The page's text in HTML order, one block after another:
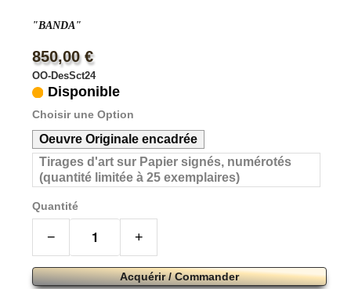
"BANDA"
850,00 €
OO-DesSct24
Disponible
Choisir une Option
Oeuvre Originale encadrée
Tirages d'art sur Papier signés, numérotés
(quantité limitée à 25 exemplaires)
Quantité
− +
Acquérir / Commander